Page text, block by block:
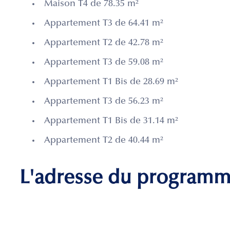
Maison T4 de 78.35 m²
Appartement T3 de 64.41 m²
Appartement T2 de 42.78 m²
Appartement T3 de 59.08 m²
Appartement T1 Bis de 28.69 m²
Appartement T3 de 56.23 m²
Appartement T1 Bis de 31.14 m²
Appartement T2 de 40.44 m²
L'adresse du